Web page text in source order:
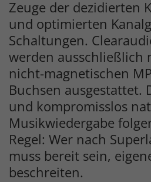
Zeuge der dezidierten
und optimierten
Schaltungen.
werden ausschließlich
nicht-magnetischen
Buchsen ausgestattet.
und kompromisslos
Musikwiedergabe
Regel: Wer nach
muss bereit sein,
beschreiten.